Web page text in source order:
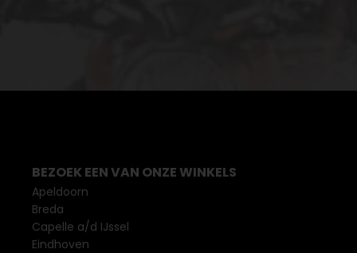
BEZOEK EEN VAN ONZE WINKELS
Apeldoorn
Breda
Capelle a/d IJssel
Eindhoven